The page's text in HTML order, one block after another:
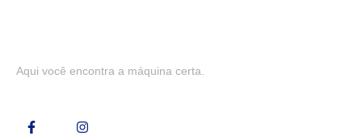
Aqui você encontra a máquina certa.